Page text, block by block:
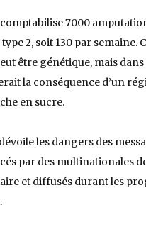
7000
2, soit 130 par semaine.
être génétique, mais dans
la conséquence d’un
en sucre.
les dangers des
par des multinationales
et diffusés durant les